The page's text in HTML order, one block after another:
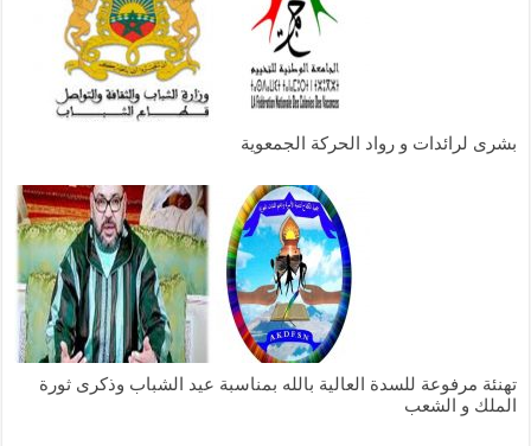
بشرى لرائدات و رواد الحركة الجمعوية
تهنئة مرفوعة للسدة العالية بالله بمناسبة عيد الشباب وذكرى ثورة
الملك و الشعب